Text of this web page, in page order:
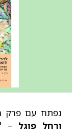
נפתח עם פרק
ורחל פוגל –